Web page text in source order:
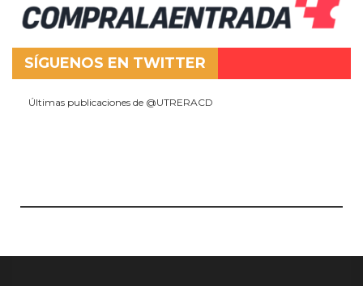
SÍGUENOS EN TWITTER
Últimas publicaciones de @UTRERACD